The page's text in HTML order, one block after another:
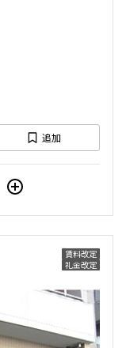
追加
賃料改定
礼金改定